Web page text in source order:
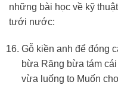
những bài học về kỹ
tưới nước:
Gỗ kiền anh để đóng
bừa Răng bừa tám
vừa luống to Muốn